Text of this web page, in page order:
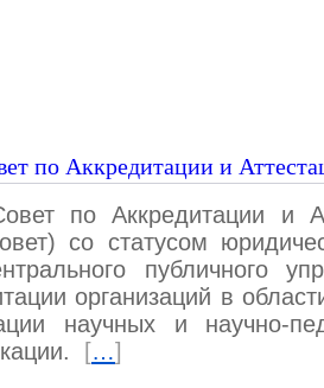
по Аккредитации и
по Аккредитации и
со статусом
публичного
организаций в
научных и научно-
[…]